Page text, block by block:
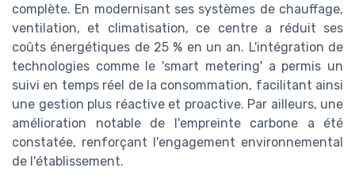
complète. En modernisant ses systèmes de chauffage,
ventilation, et climatisation, ce centre a réduit ses
coûts énergétiques de 25 % en un an. L'intégration de
technologies comme le 'smart metering' a permis un
suivi en temps réel de la consommation, facilitant ainsi
une gestion plus réactive et proactive. Par ailleurs, une
amélioration notable de l'empreinte carbone a été
constatée, renforçant l'engagement environnemental
de l'établissement.